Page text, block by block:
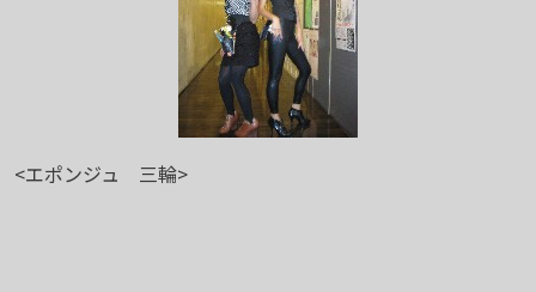
<エポンジュ 三輪>